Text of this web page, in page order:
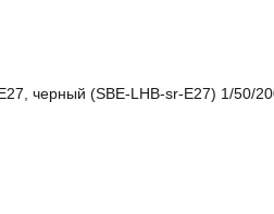
черный (SBE-LHB-sr-E27) 1/50/